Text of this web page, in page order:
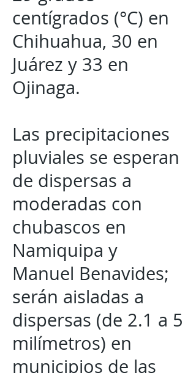
centígrados (°C) en
Chihuahua, 30 en
Juárez y 33 en
Ojinaga.
Las precipitaciones
pluviales se esperan
de dispersas a
moderadas con
chubascos en
Namiquipa y
Manuel Benavides;
serán aisladas a
dispersas (de 2.1 a 5
milímetros) en
municipios de las